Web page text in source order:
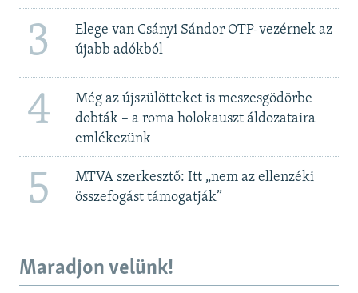
3
Elege van Csányi Sándor OTP-vezérnek az
újabb adókból
4
Még az újszülötteket is meszesgödörbe
dobták – a roma holokauszt áldozataira
emlékezünk
5
MTVA szerkesztő: Itt „nem az ellenzéki
összefogást támogatják”
Maradjon velünk!